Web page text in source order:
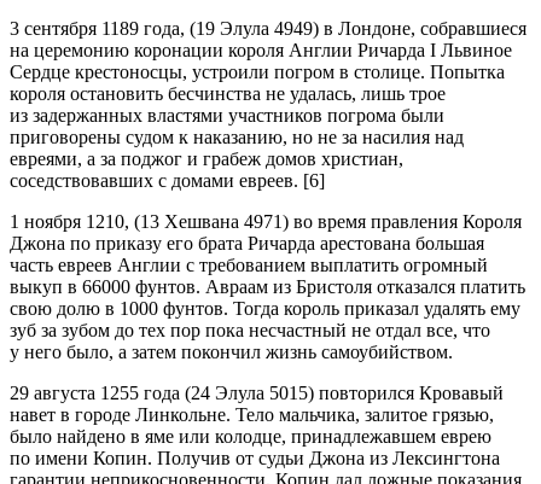
3 сентября 1189 года, (19 Элула 4949) в Лондоне, собравшиеся
на церемонию коронации короля Англии Ричарда I Львиное
Сердце крестоносцы, устроили погром в столице. Попытка
короля остановить бесчинства не удалась, лишь трое
из задержанных властями участников погрома были
приговорены судом к наказанию, но не за насилия над
евреями, а за поджог и грабеж домов христиан,
соседствовавших с домами евреев. [6]
1 ноября 1210, (13 Хешвана 4971) во время правления Короля
Джона по приказу его брата Ричарда арестована большая
часть евреев Англии с требованием выплатить огромный
выкуп в 66000 фунтов. Авраам из Бристоля отказался платить
свою долю в 1000 фунтов. Тогда король приказал удалять ему
зуб за зубом до тех пор пока несчастный не отдал все, что
у него было, а затем покончил жизнь самоубийством.
29 августа 1255 года (24 Элула 5015) повторился Кровавый
навет в городе Линкольне. Тело мальчика, залитое грязью,
было найдено в яме или колодце, принадлежавшем еврею
по имени Копин. Получив от судьи Джона из Лексингтона